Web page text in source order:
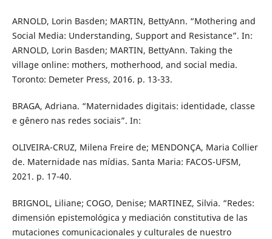
ARNOLD, Lorin Basden; MARTIN, BettyAnn. “Mothering and
Social Media: Understanding, Support and Resistance”. In:
ARNOLD, Lorin Basden; MARTIN, BettyAnn. Taking the
village online: mothers, motherhood, and social media.
Toronto: Demeter Press, 2016. p. 13-33.
BRAGA, Adriana. “Maternidades digitais: identidade, classe
e gênero nas redes sociais”. In:
OLIVEIRA-CRUZ, Milena Freire de; MENDONÇA, Maria Collier
de. Maternidade nas mídias. Santa Maria: FACOS-UFSM,
2021. p. 17-40.
BRIGNOL, Liliane; COGO, Denise; MARTINEZ, Silvia. “Redes:
dimensión epistemológica y mediación constitutiva de las
mutaciones comunicacionales y culturales de nuestro